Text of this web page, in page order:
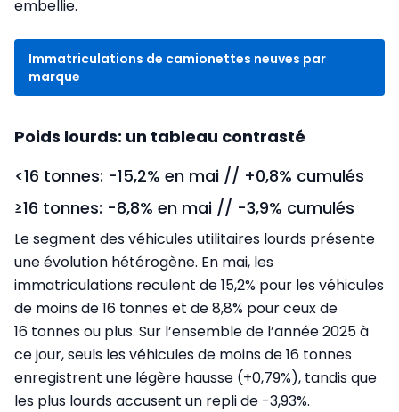
embellie.
Immatriculations de camionettes neuves par
marque
Poids lourds: un tableau contrasté
<16 tonnes: -15,2% en mai // +0,8% cumulés
≥16 tonnes: -8,8% en mai // -3,9% cumulés
Le segment des véhicules utilitaires lourds présente
une évolution hétérogène. En mai, les
immatriculations reculent de 15,2% pour les véhicules
de moins de 16 tonnes et de 8,8% pour ceux de
16 tonnes ou plus. Sur l’ensemble de l’année 2025 à
ce jour, seuls les véhicules de moins de 16 tonnes
enregistrent une légère hausse (+0,79%), tandis que
les plus lourds accusent un repli de -3,93%.